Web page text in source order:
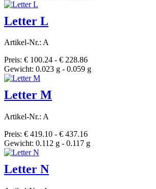
Letter L
Artikel-Nr.: A
Preis: € 100.24 - € 228.86
Gewicht: 0.023 g - 0.059 g
Letter M
Artikel-Nr.: A
Preis: € 419.10 - € 437.16
Gewicht: 0.112 g - 0.117 g
Letter N